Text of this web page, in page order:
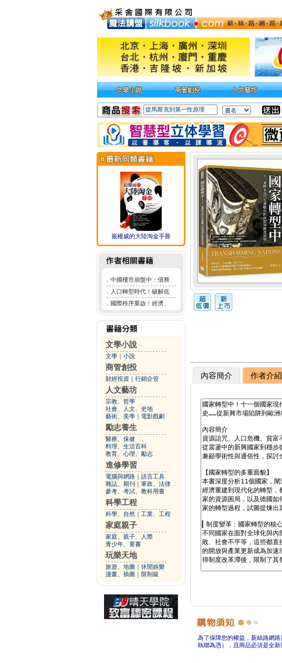
最權威的大陸淘金手冊
． 中國樓市崩盤中：債務
． 人口轉型時代！破解低
． 國際秩序重啟！經濟、
文學小說
文學 小說
商管創投
財經投資 行銷企管
人文藝坊
宗教、哲學
社會、人文、史地
藝術、美學
電影戲劇
勵志養生
醫療、保健
料理、生活百科
教育、心理、勵志
進修學習
電腦與網路
語言工具
雜誌、期刊
軍政、法律
參考、考試、教科用書
科學工程
科學、自然 工業、工程
家庭親子
家庭、親子、人際
青少年、童書
玩樂天地
旅遊、地圖
休閒娛樂
漫畫、插圖
限制級
內容簡介 作者介紹
為了保障您的權益，新絲路網
執聯為憑），且商品必須是全